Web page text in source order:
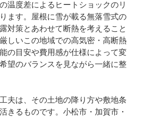
温度差によるヒートショックのリ
ます。屋根に雪が載る無落雪式の
対策とあわせて断熱を考えること
しいこの地域での高気密・高断熱
の目安や費用感が仕様によって変
望のバランスを見ながら一緒に整
夫は、その土地の降り方や敷地条
きるものです。小松市・加賀市・